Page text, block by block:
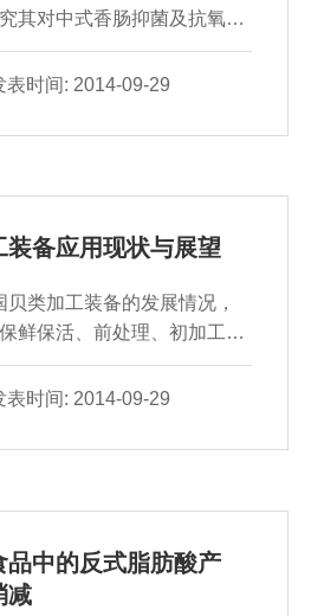
其对中式香肠抑菌及抗氧化
式香肠自然风干20 d后，定
时间: 2014-09-29
装备应用现状与展望
贝类加工装备的发展情况，
鲜保活、前处理、初加工、
用 装备的研究进展和应用现
时间: 2014-09-29
品中的反式脂肪酸产
减